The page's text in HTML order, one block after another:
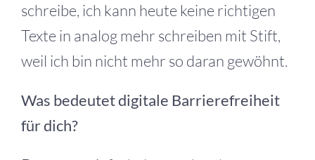
schreibe, ich kann heute keine richtigen
Texte in analog mehr schreiben mit Stift,
weil ich bin nicht mehr so daran gewöhnt.
Was bedeutet digitale Barrierefreiheit
für dich?